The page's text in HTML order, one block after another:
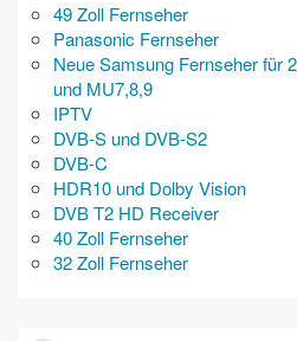
49 Zoll Fernseher
Panasonic Fernseher
Neue Samsung Fernseher für
und MU7,8,9
IPTV
DVB-S und DVB-S2
DVB-C
HDR10 und Dolby Vision
DVB T2 HD Receiver
40 Zoll Fernseher
32 Zoll Fernseher